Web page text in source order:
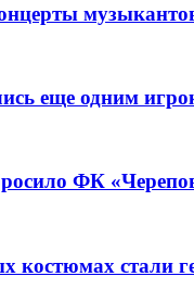
еще одним
ФК
костюмах стали